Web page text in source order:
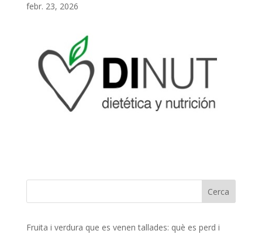
febr. 23, 2026
Fruita i verdura que es venen tallades: què es perd i